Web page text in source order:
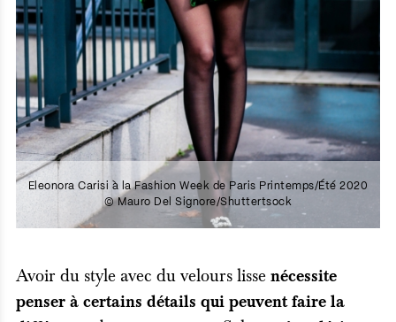
Eleonora Carisi à la Fashion Week de Paris Printemps/Été 2020
© Mauro Del Signore/Shuttertsock
Avoir du style avec du velours lisse nécessite
penser à certains détails qui peuvent faire la